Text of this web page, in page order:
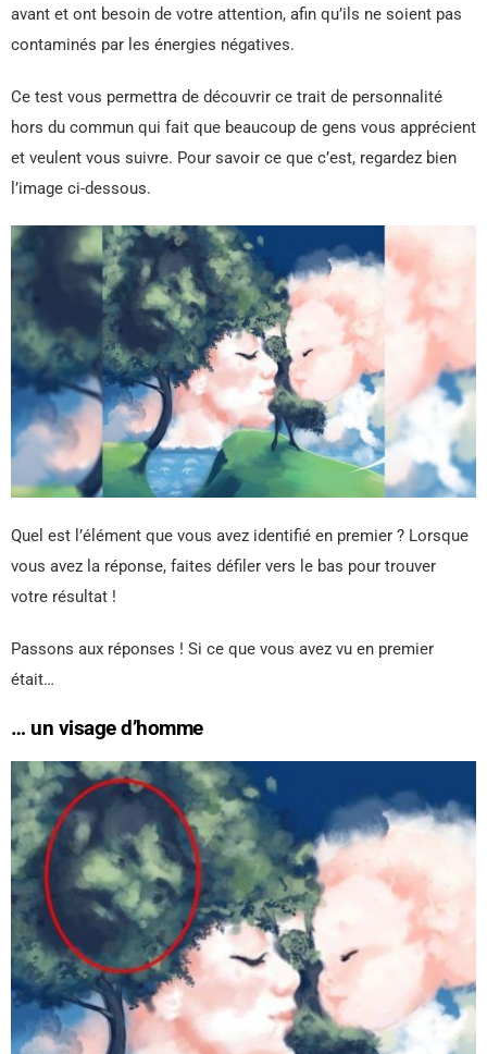
avant et ont besoin de votre attention, afin qu’ils ne soient pas
contaminés par les énergies négatives.
Ce test vous permettra de découvrir ce trait de personnalité
hors du commun qui fait que beaucoup de gens vous apprécient
et veulent vous suivre. Pour savoir ce que c’est, regardez bien
l’image ci-dessous.
Quel est l’élément que vous avez identifié en premier ? Lorsque
vous avez la réponse, faites défiler vers le bas pour trouver
votre résultat !
Passons aux réponses ! Si ce que vous avez vu en premier
était…
… un visage d’homme